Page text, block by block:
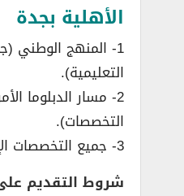
الأهلية بجدة
1- المنهج الوطني
التعليمية).
2- مسار الدبلوما
التخصصات).
3- جميع التخصصات الإدارية.
شروط التقديم